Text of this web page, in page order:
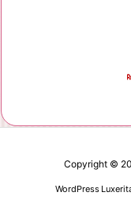
Copyright ©
WordPress